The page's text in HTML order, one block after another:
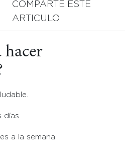
COMPARTE ESTE
ARTICULO
hacer
días
a la semana.